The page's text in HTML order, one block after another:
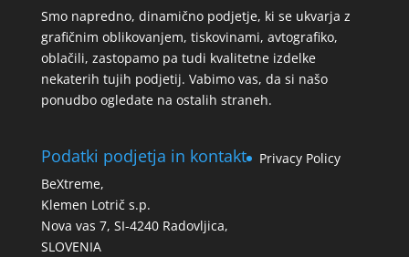
Smo napredno, dinamično podjetje, ki se ukvarja z
grafičnim oblikovanjem, tiskovinami, avtografiko,
oblačili, zastopamo pa tudi kvalitetne izdelke
nekaterih tujih podjetij. Vabimo vas, da si našo
ponudbo ogledate na ostalih straneh.
Podatki podjetja in kontakt
BeXtreme,
Klemen Lotrič s.p.
Nova vas 7, SI-4240 Radovljica,
SLOVENIA
Privacy Policy